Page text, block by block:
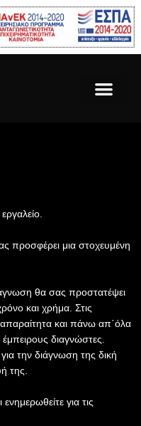
Μεγαγιάννης Α.Ε.
Εξουσιοδοτημένος επισκευαστής
Mercedes-Benz
προσφέρει μια στοχευμένη
θα σας προστατέψει
και χρήμα. Στις
και πάνω απ΄όλα
διαγνώστες.
την διάγνωση της δική
της.
για τις